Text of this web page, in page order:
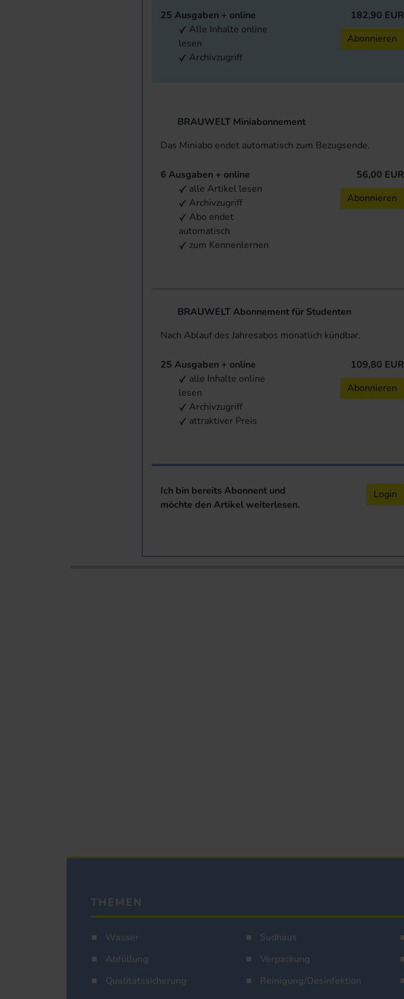
25 Ausgaben + online
Alle Inhalte online
lesen
Archivzugriff
182,90 EUR
Abonnieren
BRAUWELT Miniabonnement
Das Miniabo endet automatisch zum Bezugsende.
6 Ausgaben + online
alle Artikel lesen
Archivzugriff
Abo endet
automatisch
zum Kennenlernen
56,00 EUR
Abonnieren
BRAUWELT Abonnement für Studenten
Nach Ablauf des Jahresabos monatlich kündbar.
25 Ausgaben + online
alle Inhalte online
lesen
Archivzugriff
attraktiver Preis
109,80 EUR
Abonnieren
Ich bin bereits Abonnent und
möchte den Artikel weiterlesen.
Login
THEMEN
Wasser Sudhaus
Abfüllung
Verpackung
Qualitätssicherung
Reinigung/Desinfektion